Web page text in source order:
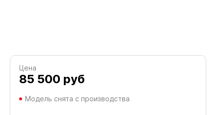
Цена
85 500 руб
Модель снята с производства